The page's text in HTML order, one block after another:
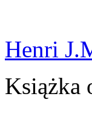
Henri
Książka